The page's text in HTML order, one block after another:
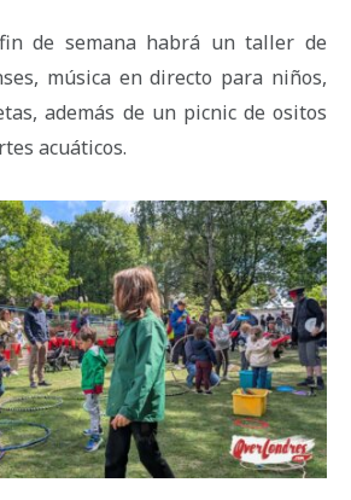
de semana habrá un taller de
música en directo para niños,
además de un picnic de ositos
acuáticos.